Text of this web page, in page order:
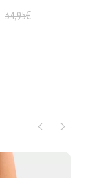
34,95€